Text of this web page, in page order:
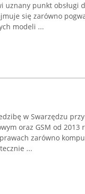
uznany punkt obsługi
się zarówno
modeli ...
w Swarzędzu
oraz GSM od 2013
zarówno
...